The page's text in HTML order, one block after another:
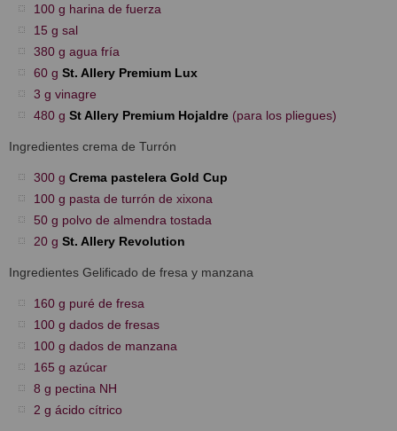
100 g harina de fuerza
15 g sal
380 g agua fría
60 g St. Allery Premium Lux
3 g vinagre
480 g St Allery Premium Hojaldre (para los pliegues)
Ingredientes crema de Turrón
300 g Crema pastelera Gold Cup
100 g pasta de turrón de xixona
50 g polvo de almendra tostada
20 g St. Allery Revolution
Ingredientes Gelificado de fresa y manzana
160 g puré de fresa
100 g dados de fresas
100 g dados de manzana
165 g azúcar
8 g pectina NH
2 g ácido cítrico